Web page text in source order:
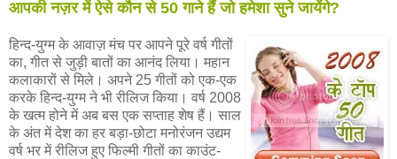
आपकी नज़र में ऐसे कौन से 50 गाने हैं जो हमेशा सुने जायेंगे?
हिन्द-युग्म के आवाज़ मंच पर आपने पूरे वर्ष गीतों
का, गीत से जुड़ी बातों का आनंद लिया। महान
कलाकारों से मिले। अपने 25 गीतों को एक-एक
करके हिन्द-युग्म ने भी रीलिज किया। वर्ष 2008
के खत्म होने में अब बस एक सप्ताह शेष हैं। साल
के अंत में देश का हर बड़ा-छोटा मनोरंजन उद्यम
वर्ष भर में रीलिज हुए फिल्मी गीतों का काउंट-